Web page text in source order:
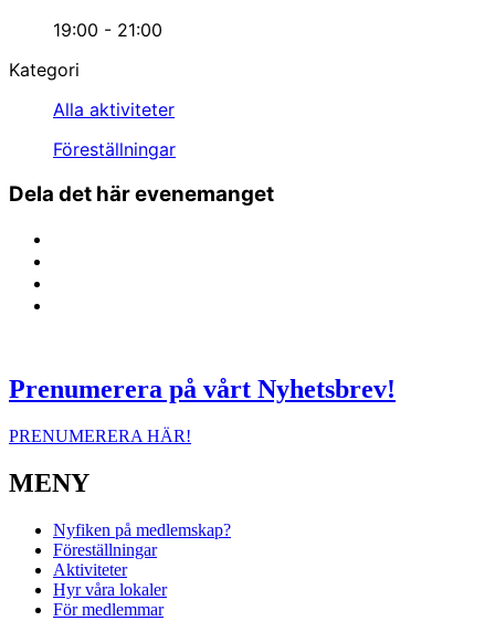
19:00 - 21:00
Kategori
Alla aktiviteter
Föreställningar
Dela det här evenemanget
Prenumerera på vårt Nyhetsbrev!
PRENUMERERA HÄR!
MENY
Nyfiken på medlemskap?
Föreställningar
Aktiviteter
Hyr våra lokaler
För medlemmar